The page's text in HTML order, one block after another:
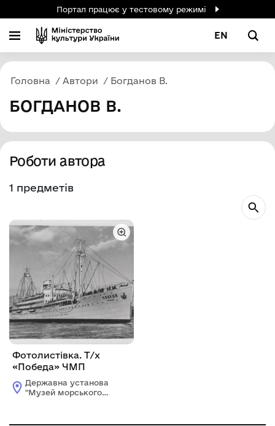
Портал працює у тестовому режимі
EN
Головна Автори Богданов В.
БОГДАНОВ В.
Роботи автора
1 предметів
Фотолистівка. Т/х
«Победа» ЧМП
Державна установа
"Музей морського